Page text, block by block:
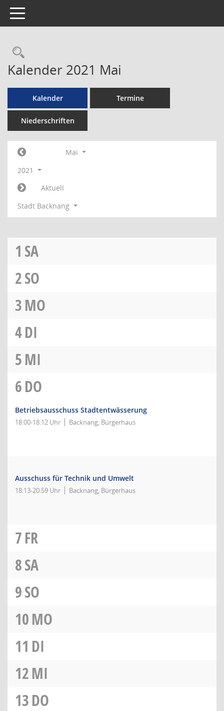
Toggle navigation
Rechercheauswahl
Kalender 2021 Mai
Kalender Termine
Niederschriften
Mai
2021
Aktuell
Stadt Backnang
1 SA
2SO
3MO
4DI
5MI
6DO
Betriebsausschuss Stadtentwässerung
18:00-18:12 Uhr Backnang, Bürgerhaus
Ausschuss für Technik und Umwelt
18:13-20:59 Uhr Backnang, Bürgerhaus
7FR
8SA
9SO
10MO
11 DI
12MI
13DO